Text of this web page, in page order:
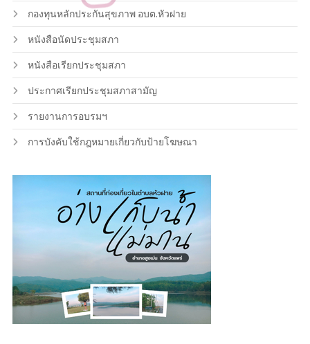
กองทุนหลักประกันสุขภาพ อบต.หัวฝาย
หนังสือนัดประชุมสภา
หนังสือเรียกประชุมสภา
ประกาศเรียกประชุมสภาสามัญ
รายงานการอบรมฯ
การบังคับใช้กฎหมายเกี่ยวกับป้ายโฆษณา